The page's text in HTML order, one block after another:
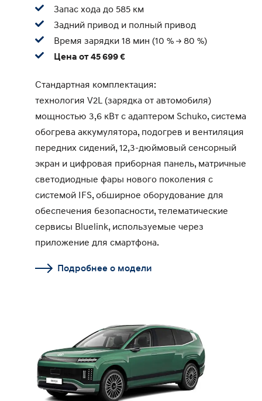
Запас хода до 585 км
Задний привод и полный привод
Время зарядки 18 мин (10 % -> 80 %)
Цена от 45 699 €
Стандартная комплектация:
технология V2L (зарядка от автомобиля)
мощностью 3,6 кВт с адаптером Schuko, система
обогрева аккумулятора, подогрев и вентиляция
передних сидений, 12,3-дюймовый сенсорный
экран и цифровая приборная панель, матричные
светодиодные фары нового поколения с
системой IFS, обширное оборудование для
обеспечения безопасности, телематические
сервисы Bluelink, используемые через
приложение для смартфона.
Подробнее о модели